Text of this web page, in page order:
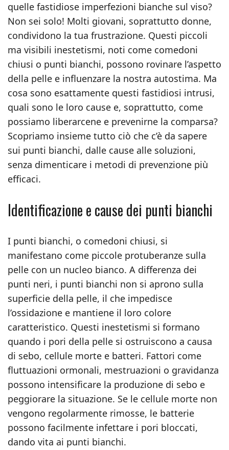
quelle fastidiose imperfezioni bianche sul viso?
Non sei solo! Molti giovani, soprattutto donne,
condividono la tua frustrazione. Questi piccoli
ma visibili inestetismi, noti come comedoni
chiusi o punti bianchi, possono rovinare l’aspetto
della pelle e influenzare la nostra autostima. Ma
cosa sono esattamente questi fastidiosi intrusi,
quali sono le loro cause e, soprattutto, come
possiamo liberarcene e prevenirne la comparsa?
Scopriamo insieme tutto ciò che c’è da sapere
sui punti bianchi, dalle cause alle soluzioni,
senza dimenticare i metodi di prevenzione più
efficaci.
Identificazione e cause dei punti bianchi
I punti bianchi, o comedoni chiusi, si
manifestano come piccole protuberanze sulla
pelle con un nucleo bianco. A differenza dei
punti neri, i punti bianchi non si aprono sulla
superficie della pelle, il che impedisce
l’ossidazione e mantiene il loro colore
caratteristico. Questi inestetismi si formano
quando i pori della pelle si ostruiscono a causa
di sebo, cellule morte e batteri. Fattori come
fluttuazioni ormonali, mestruazioni o gravidanza
possono intensificare la produzione di sebo e
peggiorare la situazione. Se le cellule morte non
vengono regolarmente rimosse, le batterie
possono facilmente infettare i pori bloccati,
dando vita ai punti bianchi.